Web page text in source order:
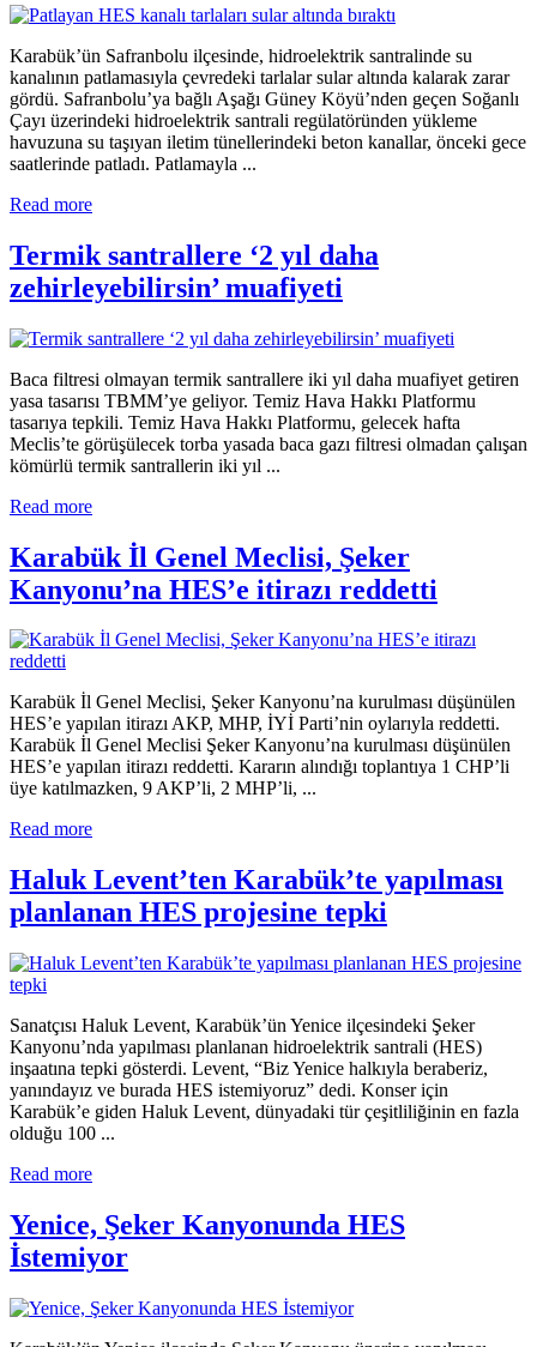
Karabük’ün Safranbolu ilçesinde, hidroelektrik santralinde su
kanalının patlamasıyla çevredeki tarlalar sular altında kalarak zarar
gördü. Safranbolu’ya bağlı Aşağı Güney Köyü’nden geçen Soğanlı
Çayı üzerindeki hidroelektrik santrali regülatöründen yükleme
havuzuna su taşıyan iletim tünellerindeki beton kanallar, önceki gece
saatlerinde patladı. Patlamayla ...
Read more
Termik santrallere ‘2 yıl daha
zehirleyebilirsin’ muafiyeti
Baca filtresi olmayan termik santrallere iki yıl daha muafiyet getiren
yasa tasarısı TBMM’ye geliyor. Temiz Hava Hakkı Platformu
tasarıya tepkili. Temiz Hava Hakkı Platformu, gelecek hafta
Meclis’te görüşülecek torba yasada baca gazı filtresi olmadan çalışan
kömürlü termik santrallerin iki yıl ...
Read more
Karabük İl Genel Meclisi, Şeker
Kanyonu’na HES’e itirazı reddetti
Karabük İl Genel Meclisi, Şeker Kanyonu’na kurulması düşünülen
HES’e yapılan itirazı AKP, MHP, İYİ Parti’nin oylarıyla reddetti.
Karabük İl Genel Meclisi Şeker Kanyonu’na kurulması düşünülen
HES’e yapılan itirazı reddetti. Kararın alındığı toplantıya 1 CHP’li
üye katılmazken, 9 AKP’li, 2 MHP’li, ...
Read more
Haluk Levent’ten Karabük’te yapılması
planlanan HES projesine tepki
Sanatçısı Haluk Levent, Karabük’ün Yenice ilçesindeki Şeker
Kanyonu’nda yapılması planlanan hidroelektrik santrali (HES)
inşaatına tepki gösterdi. Levent, “Biz Yenice halkıyla beraberiz,
yanındayız ve burada HES istemiyoruz” dedi. Konser için
Karabük’e giden Haluk Levent, dünyadaki tür çeşitliliğinin en fazla
olduğu 100 ...
Read more
Yenice, Şeker Kanyonunda HES
İstemiyor